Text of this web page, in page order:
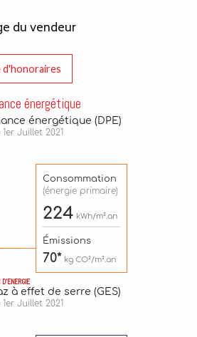
du vendeur
d'honoraires
énergétique